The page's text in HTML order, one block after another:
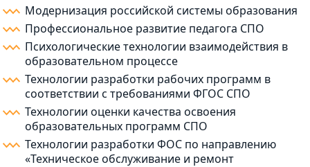
Модернизация российской системы образования
Профессиональное развитие педагога СПО
Психологические технологии взаимодействия в
образовательном процессе
Технологии разработки рабочих программ в
соответствии с требованиями ФГОС СПО
Технологии оценки качества освоения
образовательных программ СПО
Технологии разработки ФОС по направлению
«Техническое обслуживание и ремонт